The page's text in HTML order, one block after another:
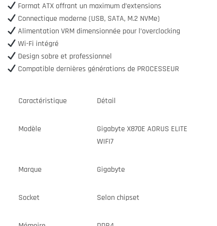
Format ATX offrant un maximum d’extensions
Connectique moderne (USB, SATA, M.2 NVMe)
Alimentation VRM dimensionnée pour l’overclocking
Wi-Fi intégré
Design sobre et professionnel
Compatible dernières générations de PROCESSEUR
Caractéristique Détail
Modèle
Gigabyte X870E AORUS ELITE
WIFI7
Marque Gigabyte
Socket Selon chipset